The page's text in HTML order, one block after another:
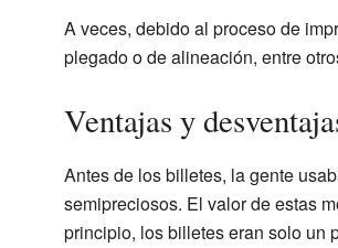
A veces, debido al proceso de
plegado o de alineación, entre
Ventajas y
Antes de los billetes, la gente
semipreciosos. El valor de estas
principio, los billetes eran solo un